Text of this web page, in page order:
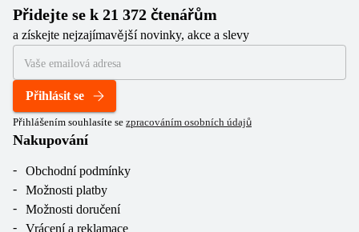
Přidejte se k 21 372 čtenářům
a získejte nejzajímavější novinky, akce a slevy
Přihlásit se
Přihlášením souhlasíte se zpracováním osobních údajů
Nakupování
Obchodní podmínky
Možnosti platby
Možnosti doručení
Vrácení a reklamace